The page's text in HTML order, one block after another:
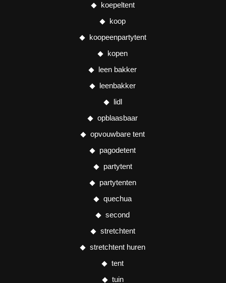
koepeltent
koop
koopeenpartytent
kopen
leen bakker
leenbakker
lidl
opblaasbaar
opvouwbare tent
pagodetent
partytent
partytenten
quechua
second
stretchtent
stretchtent huren
tent
tuin